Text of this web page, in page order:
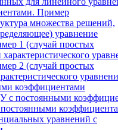
Пример
множества решений,
уравнение
1 (случай простых
2 (случай простых
коэффициентами
с постоянными
уравнений с